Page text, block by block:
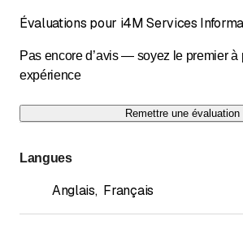
Évaluations pour i4M Services
Pas encore d’avis — soyez le premier à
expérience
Remettre une évaluation
Langues
Anglais, Français